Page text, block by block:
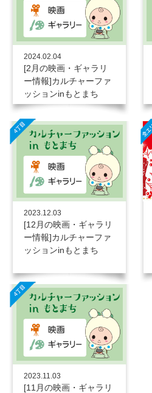
2024.02.04
[2月の映画・ギャラリ
ー情報]カルチャーファ
ッションinもとまち
2023.12.03
[12月の映画・ギャラリ
ー情報]カルチャーファ
ッションinもとまち
2023.11.03
[11月の映画・ギャラリ